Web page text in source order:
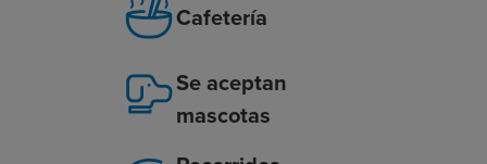
Cafetería
Se aceptan
mascotas